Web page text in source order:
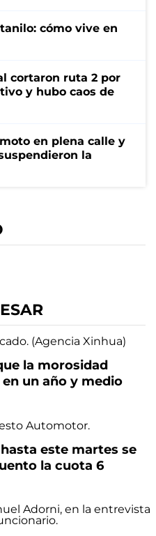
cómo vive en
cortaron ruta 2 por
y hubo caos de
en plena calle y
la
la morosidad
un año y medio
este martes se
la cuota 6